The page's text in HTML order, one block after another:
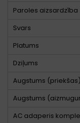
Paroles aizsardzība
Svars
Platums
Dziļums
Augstums (priekšas)
Augstums
AC adaperis